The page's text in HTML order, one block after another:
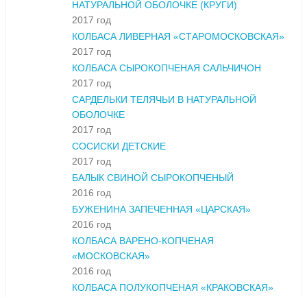
НАТУРАЛЬНОЙ ОБОЛОЧКЕ (КРУГИ)
2017 год
КОЛБАСА ЛИВЕРНАЯ «СТАРОМОСКОВСКАЯ»
2017 год
КОЛБАСА СЫРОКОПЧЕНАЯ САЛЬЧИЧОН
2017 год
САРДЕЛЬКИ ТЕЛЯЧЬИ В НАТУРАЛЬНОЙ
ОБОЛОЧКЕ
2017 год
СОСИСКИ ДЕТСКИЕ
2017 год
БАЛЫК СВИНОЙ СЫРОКОПЧЕНЫЙ
2016 год
БУЖЕНИНА ЗАПЕЧЕННАЯ «ЦАРСКАЯ»
2016 год
КОЛБАСА ВАРЕНО-КОПЧЕНАЯ
«МОСКОВСКАЯ»
2016 год
КОЛБАСА ПОЛУКОПЧЕНАЯ «КРАКОВСКАЯ»